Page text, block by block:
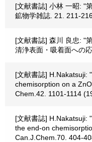
[文献書誌] 小林 一昭: "
鉱物学雑誌. 21. 211-
[文献書誌] 森川 良忠: "
清浄表面・吸着面への
[文献書誌] H.Nakatsuji:
chemisorption on a
Chem.42. 1101-1114
[文献書誌] H.Nakatsuji:
the end-on
Can.J.Chem.70. 404-